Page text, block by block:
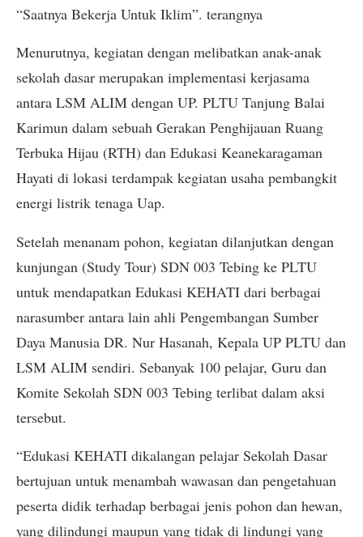
“Saatnya Bekerja Untuk Iklim”. terangnya
Menurutnya, kegiatan dengan melibatkan anak-anak
sekolah dasar merupakan implementasi kerjasama
antara LSM ALIM dengan UP. PLTU Tanjung Balai
Karimun dalam sebuah Gerakan Penghijauan Ruang
Terbuka Hijau (RTH) dan Edukasi Keanekaragaman
Hayati di lokasi terdampak kegiatan usaha pembangkit
energi listrik tenaga Uap.
Setelah menanam pohon, kegiatan dilanjutkan dengan
kunjungan (Study Tour) SDN 003 Tebing ke PLTU
untuk mendapatkan Edukasi KEHATI dari berbagai
narasumber antara lain ahli Pengembangan Sumber
Daya Manusia DR. Nur Hasanah, Kepala UP PLTU dan
LSM ALIM sendiri. Sebanyak 100 pelajar, Guru dan
Komite Sekolah SDN 003 Tebing terlibat dalam aksi
tersebut.
“Edukasi KEHATI dikalangan pelajar Sekolah Dasar
bertujuan untuk menambah wawasan dan pengetahuan
peserta didik terhadap berbagai jenis pohon dan hewan,
yang dilindungi maupun yang tidak di lindungi yang